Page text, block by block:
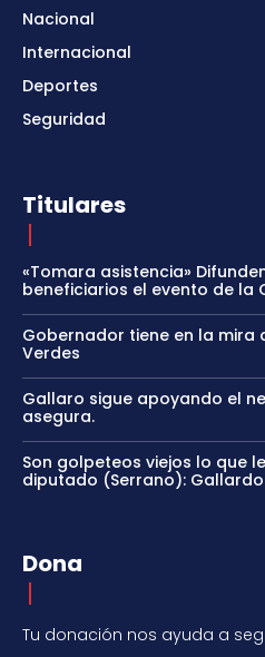
Nacional
Internacional
Deportes
Seguridad
Titulares
«Tomara asistencia»
beneficiarios el evento de la
Gobernador tiene en la mira
Verdes
Gallaro sigue apoyando el
asegura.
Son golpeteos viejos lo que
diputado (Serrano): Gallardo
Dona
Tu donación nos ayuda a